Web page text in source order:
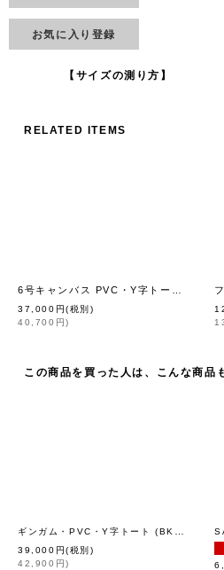
お気に入り登録
【サイズの測り方】
RELATED ITEMS
37,000 円(税別)
40,700 円)
この商品を買った人は、こんな商品
[
39,000 円(税別)
42,900 円)